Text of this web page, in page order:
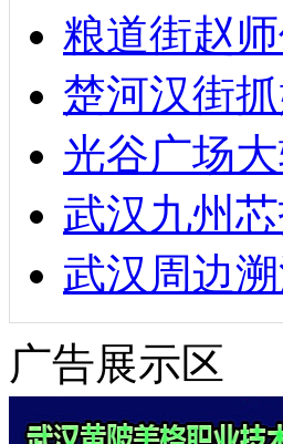
粮道街赵
楚河汉街
光谷广场
武汉九州
武汉周边
广告展示区